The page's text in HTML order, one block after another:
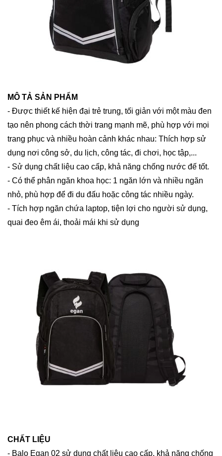
MÔ TẢ SẢN PHẨM
- Được thiết kế hiện đại trẻ trung, tối giản với một màu đen
tạo nên phong cách thời trang mạnh mẽ, phù hợp với mọi
trang phục và nhiều hoàn cảnh khác nhau: Thích hợp sử
dụng nơi công sở, du lịch, công tác, đi chơi, học tập,...
- Sử dụng chất liệu cao cấp, khả năng chống nước đế tốt.
- Có thể phân ngăn khoa học: 1 ngăn lớn và nhiều ngăn
nhỏ, phù hợp để đi du đấu hoặc công tác nhiều ngày.
- Tích hợp ngăn chứa laptop, tiện lợi cho người sử dụng,
quai đeo êm ái, thoải mái khi sử dụng
CHẤT LIỆU
- Balo Egan 02 sử dụng chất liệu cao cấp, khả năng chống